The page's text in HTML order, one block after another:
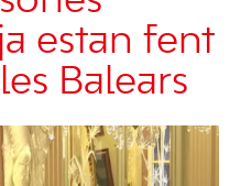
estan fent
Balears